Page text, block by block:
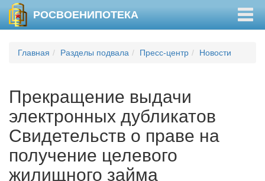
РОСВОЕНИПОТЕКА
Главная Разделы подвала Пресс-центр Новости
Прекращение выдачи
электронных дубликатов
Свидетельств о праве на
получение целевого
жилищного займа